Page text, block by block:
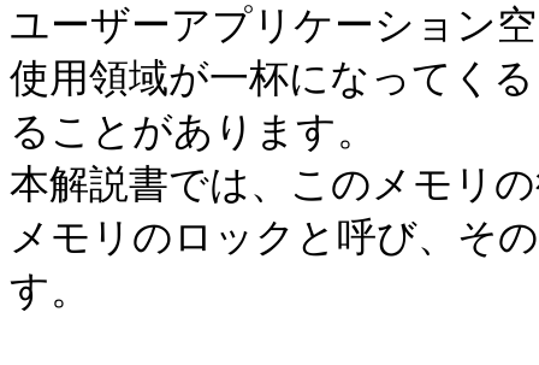
ユーザーアプリケーション
使用領域が一杯になってく
ることがあります。
本解説書では、このメモリ
メモリのロックと呼び、そ
す。